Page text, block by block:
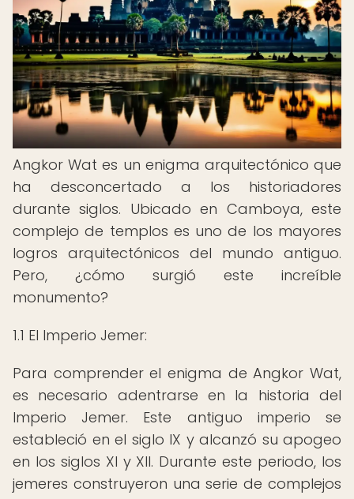
Angkor Wat es un enigma arquitectónico que
ha desconcertado a los historiadores
durante siglos. Ubicado en Camboya, este
complejo de templos es uno de los mayores
logros arquitectónicos del mundo antiguo.
Pero, ¿cómo surgió este increíble
monumento?
1.1 El Imperio Jemer:
Para comprender el enigma de Angkor Wat,
es necesario adentrarse en la historia del
Imperio Jemer. Este antiguo imperio se
estableció en el siglo IX y alcanzó su apogeo
en los siglos XI y XII. Durante este periodo, los
jemeres construyeron una serie de complejos